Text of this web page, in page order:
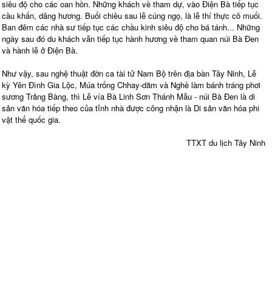
siêu độ cho các oan hồn. Những khách về tham dự, vào Điện Bà tiếp tục
cầu khấn, dâng hương. Buổi chiều sau lễ cúng ngọ, là lễ thí thực cô muối.
Ban đêm các nhà sư tiếp tục các chầu kinh siêu độ cho bá tánh... Những
ngày sau đó du khách vẫn tiếp tục hành hương về tham quan núi Bà Đen
và hành lễ ở Điện Bà.
Như vậy, sau nghệ thuật đờn ca tài tử Nam Bộ trên địa bàn Tây Ninh, Lễ
kỳ Yên Đình Gia Lộc, Múa trống Chhay-dăm và Nghề làm bánh tráng phơi
sương Trảng Bàng, thì Lễ vía Bà Linh Sơn Thánh Mẫu - núi Bà Đen là di
sản văn hóa tiếp theo của tỉnh nhà được công nhận là Di sản văn hóa phi
vật thể quốc gia.
TTXT du lịch Tây Ninh